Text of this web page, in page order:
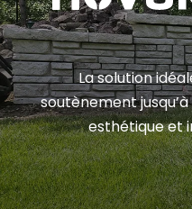
La solution
soutènement
esthétique et